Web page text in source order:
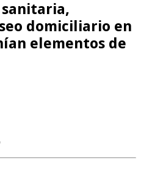
sanitaria,
domiciliario en
elementos de